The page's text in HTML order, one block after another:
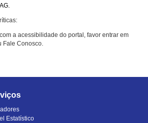
a acessibilidade do portal, favor entrar em
Fale Conosco.
Estatístico